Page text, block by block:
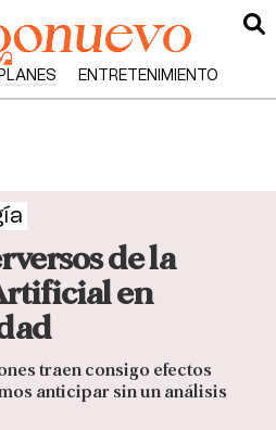
PLANES ENTRETENIMIENTO
de la
en
traen consigo efectos
anticipar sin un análisis